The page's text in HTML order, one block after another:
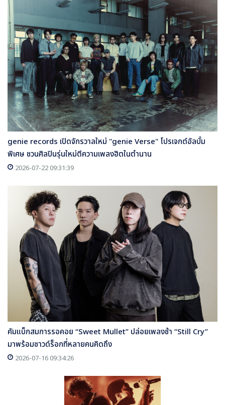
genie records เปิดจักรวาลใหม่ "genie Verse" โปรเจกต์อัลบั้ม
พิเศษ ชวนศิลปินรุ่นใหม่ตีความเพลงฮิตในตำนาน
2026-07-22 09:31:39
คัมแบ็กสมการรอคอย “Sweet Mullet” ปล่อยเพลงช้า “Still Cry”
มาพร้อมซาวด์ร็อกที่หลายคนคิดถึง
2026-07-16 09:34:26